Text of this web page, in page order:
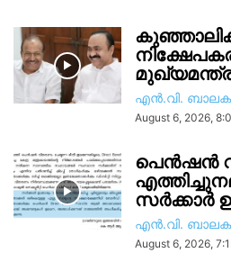
എൻ.വി.
August 6, 2026,
പെൻഷൻ
സര്‍ക്കാർ
എൻ.വി.
August 6, 2026,